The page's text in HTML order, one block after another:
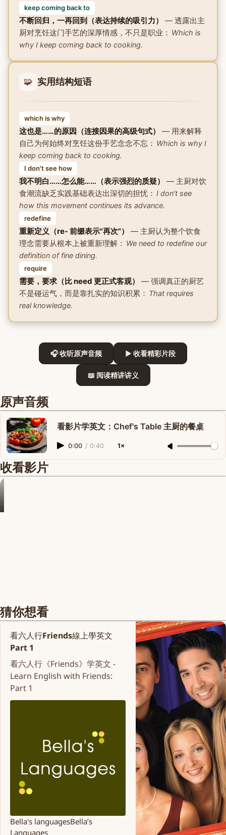
keep coming back to
不断回归，一再回到（表达持续的吸引力）
— 透露出主
厨对烹饪这门手艺的深厚情感，不只是职业： Which is
why I keep coming back to cooking.
🧩 实用结构短语
which is why
这也是……的原因（连接因果的高级句式）
— 用来解释
自己为何始终对烹饪这份手艺念念不忘： Which is why I
keep coming back to cooking.
I don't see how
我不明白……怎么能……（表示强烈的质疑）
— 主厨对饮
食潮流缺乏实践基础表达出深切的担忧： I don't see
how this movement continues its advance.
redefine
重新定义（re- 前缀表示"再次"）
— 主厨认为整个饮食
理念需要从根本上被重新理解： We need to redefine our
definition of fine dining.
require
需要，要求（比 need 更正式客观）
— 强调真正的厨艺
不是碰运气，而是靠扎实的知识积累： That requires
real knowledge.
🎧 收听原声音频 ▶ 收看精彩片段
📖 阅读精讲讲义
原声音频
看影片学英文：Chef's Table 主厨的餐桌
0:00 / 0:40 1×
收看影片
猜你想看
看六人行Friends線上學英文
Part 1
看六人行《Friends》学英文 -
Learn English with Friends:
Part 1
Bella's languagesBella’s
Languages